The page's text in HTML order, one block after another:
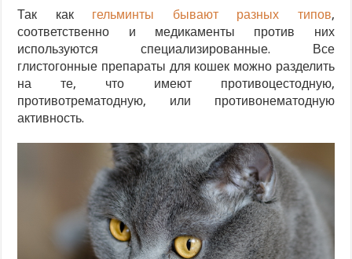
Так как гельминты бывают разных типов,
соответственно и медикаменты против них
используются специализированные. Все
глистогонные препараты для кошек можно разделить
на те, что имеют противоцестодную,
противотрематодную, или противонематодную
активность.